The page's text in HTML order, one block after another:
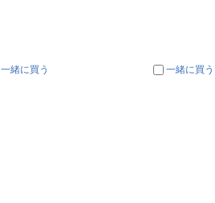
一緒に買う 一緒に買う